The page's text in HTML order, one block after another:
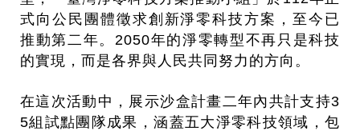
式向公民團體徵求創新淨零科技方案，至今已
推動第二年。2050年的淨零轉型不再只是科技
的實現，而是各界與人民共同努力的方向。
在這次活動中，展示沙盒計畫二年內共計支持3
5組試點團隊成果，涵蓋五大淨零科技領域，包